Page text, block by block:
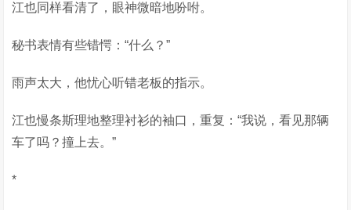
江也同样看清了，眼神微暗地吩咐。
秘书表情有些错愕：“什么？”
雨声太大，他忧心听错老板的指示。
江也慢条斯理地整理衬衫的袖口，重复：“我说，看见那辆
车了吗？撞上去。”
*